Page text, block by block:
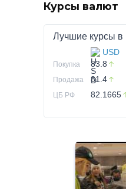
Курсы валют
Лучшие курсы в
USD
Покупка 83.8
Продажа 81.4
ЦБ РФ 82.1665